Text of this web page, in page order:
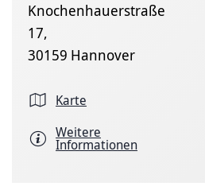
Knochenhauerstraße
17,
30159 Hannover
Karte
Weitere
Informationen